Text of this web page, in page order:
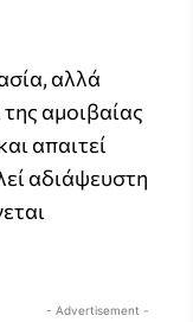
αλλά
αμοιβαίας
απαιτεί
αδιάψευστη
- Advertisement -